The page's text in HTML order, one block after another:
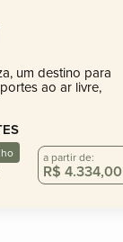
um destino para
ao ar livre,
a partir de:
R$ 4.334,00